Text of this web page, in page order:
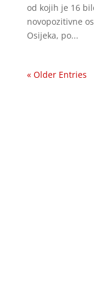
od kojih je 16
novopozitivne
Osijeka, po...
« Older Entries